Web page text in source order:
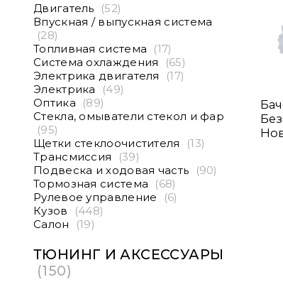
Двигатель
(52)
Впускная / выпускная система
(28)
Топливная система
(17)
Система охлаждения
(65)
Электрика двигателя
(17)
Электрика
(49)
Оптика
(89)
Стекла, омыватели стекол и фар
(95)
Щетки стеклоочистителя
(13)
Трансмиссия
(39)
Подвеска и ходовая часть
(90)
Тормозная система
(68)
Рулевое управление
(6)
Кузов
(448)
Салон
(19)
ТЮНИНГ И АКСЕССУАРЫ
(150)